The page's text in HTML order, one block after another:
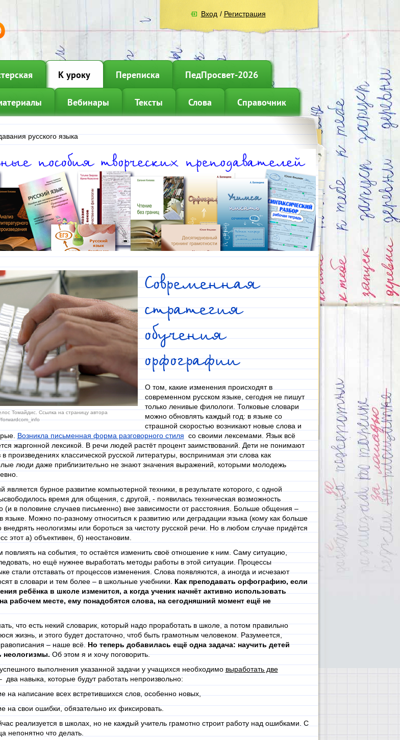
Вход / Регистрация
К уроку Переписка ПедПросвет-2026
Вебинары Тексты Слова Справочник
русского языка
Томайдис. Ссылка на страницу автора
Современная
стратегия
обучения
орфографии
О том, какие изменения происходят в
современном русском языке, сегодня не пишут
только ленивые филологи. Толковые словари
можно обновлять каждый год: в языке со
страшной скоростью возникают новые слова и
Возникла письменная форма разговорного стиля со своими лексемами. Язык всё
жаргонной лексикой. В речи людей растёт процент заимствований. Дети не понимают
произведениях классической русской литературы, воспринимая эти слова как
люди даже приблизительно не знают значения выражений, которыми молодежь
является бурное развитие компьютерной техники, в результате которого, с одной
время для общения, с другой, - появилась техническая возможность
(и в половине случаев письменно) вне зависимости от расстояния. Больше общения –
языке. Можно по-разному относиться к развитию или деградации языка (кому как больше
внедрять неологизмы или бороться за чистоту русской речи. Но в любом случае придётся
этот а) объективен, б) неостановим.
на события, то остаётся изменить своё отношение к ним. Саму ситуацию,
но ещё нужнее выработать методы работы в этой ситуации. Процессы
стали отставать от процессов изменения. Слова появляются, а иногда и исчезают
в словари и тем более – в школьные учебники.Как преподавать орфографию, если
ребёнка в школе изменится, а когда ученик начнёт активно использовать
рабочем месте, ему понадобятся слова, на сегодняшний момент ещё не
что есть некий словарик, который надо проработать в школе, а потом правильно
жизнь, и этого будет достаточно, чтоб быть грамотным человеком. Разумеется,
– наше всё.Но теперь добавилась ещё одна задача: научить детей
неологизмы.Об этом я и хочу поговорить.
выполнения указанной задачи у учащихся необходимо выработать две
два навыка, которые будут работать непроизвольно:
написание всех встретившихся слов, особенно новых,
свои ошибки, обязательно их фиксировать.
реализуется в школах, но не каждый учитель грамотно строит работу над ошибками. С
непонятно что делать.